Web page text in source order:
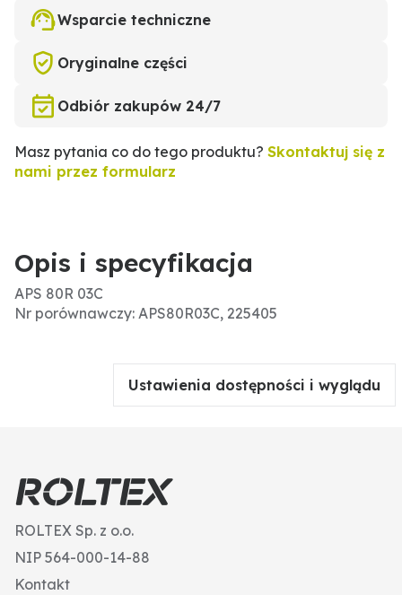
Wsparcie techniczne
Oryginalne części
Odbiór zakupów 24/7
Masz pytania co do tego produktu? Skontaktuj się z
nami przez formularz
Opis i specyfikacja
APS 80R 03C
Nr porównawczy: APS80R03C, 225405
Ustawienia dostępności i wyglądu
ROLTEX Sp. z o.o.
NIP 564-000-14-88
Kontakt